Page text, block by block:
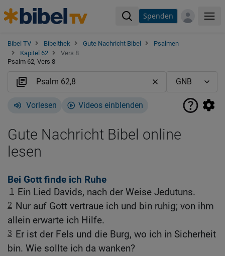
Spenden
Bibel TV Bibelthek Gute Nachricht Bibel
Psalmen
Kapitel 62
Vers 8
Psalm 62, Vers 8
Vorlesen Videos einblenden
Gute Nachricht Bibel online
lesen
Bei Gott finde ich Ruhe
1 Ein Lied Davids, nach der Weise Jedutuns.
2 Nur auf Gott vertraue ich und bin ruhig; von ihm
allein erwarte ich Hilfe.
3 Er ist der Fels und die Burg, wo ich in Sicherheit
bin. Wie sollte ich da wanken?